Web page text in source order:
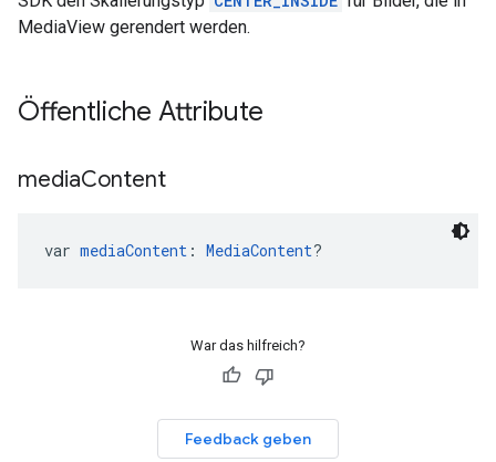
MediaView gerendert werden.
Öffentliche Attribute
mediaContent
var mediaContent : MediaContent?
War das hilfreich?
Feedback geben